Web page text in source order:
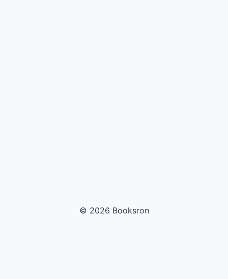
© 2026 Booksron